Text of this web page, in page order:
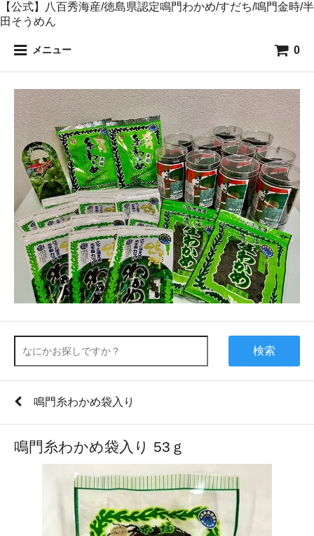
【公式】八百秀海産/徳島県認定鳴門わかめ/すだち/鳴門金時/半
田そうめん
メニュー 0
検索
鳴門糸わかめ袋入り
鳴門糸わかめ袋入り 53ｇ